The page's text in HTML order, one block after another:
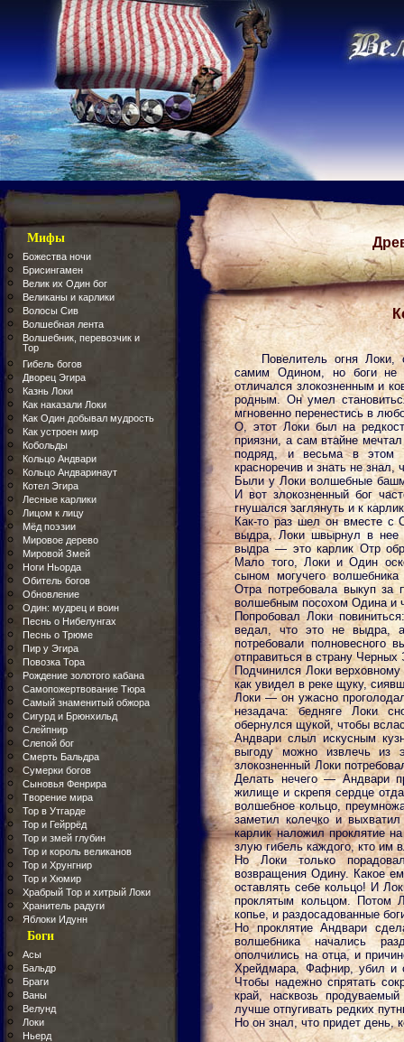
Мифы
Божества ночи
Брисингамен
Велик их Один бог
Великаны и карлики
Волосы Сив
Волшебная лента
Волшебник, перевозчик и
Тор
Гибель богов
Дворец Эгира
Казнь Локи
Как наказали Локи
Как Один добывал мудрость
Как устроен мир
Кобольды
Кольцо Андвари
Кольцо Андваринаут
Котел Эгира
Лесные карлики
Лицом к лицу
Мёд поэзии
Мировое дерево
Мировой Змей
Ноги Ньорда
Обитель богов
Обновление
Один: мудрец и воин
Песнь о Нибелунгах
Песнь о Трюме
Пир у Эгира
Повозка Тора
Рождение золотого кабана
Самопожертвование Тюра
Самый знаменитый обжора
Сигурд и Брюнхильд
Слейпнир
Слепой бог
Смерть Бальдра
Сумерки богов
Сыновья Фенрира
Творение мира
Тор в Утгарде
Тор и Гейррёд
Тор и змей глубин
Тор и король великанов
Тор и Хрунгнир
Тор и Хюмир
Храбрый Тор и хитрый Локи
Хранитель радуги
Яблоки Идунн
Боги
Асы
Бальдр
Браги
Ваны
Велунд
Локи
Ньерд
Повелитель огня
самим Одином, но боги не
отличался злокозненным и
родным. Он умел
мгновенно перенестись в
О, этот Локи был на
приязни, а сам втайне
подряд, и весьма в этом
красноречив и знать не знал,
Были у Локи волшебные
И вот злокозненный бог
гнушался заглянуть и к
Как-то раз шел он вместе с
выдра, Локи швырнул в нее
выдра — это карлик Отр
Мало того, Локи и Один
сыном могучего
Отра потребовала выкуп за
волшебным посохом Одина и
Попробовал Локи
ведал, что это не выдра,
потребовали полновесного
отправиться в страну
Подчинился Локи
как увидел в реке щуку,
Локи — он ужасно
незадача: бедняге Локи
обернулся щукой, чтобы
Андвари слыл искусным
выгоду можно извлечь из
злокозненный Локи
Делать нечего — Андвари
жилище и скрепя сердце
волшебное кольцо,
заметил колечко и
карлик наложил проклятие
злую гибель каждого, кто им
Но Локи только
возвращения Одину. Какое
оставлять себе кольцо! И
проклятым кольцом. Потом
копье, и раздосадованные
Но проклятие Андвари
волшебника начались
ополчились на отца, и
Хрейдмара, Фафнир, убил и
Чтобы надежно спрятать
край, насквозь
лучше отпугивать редких
Но он знал, что придет день,